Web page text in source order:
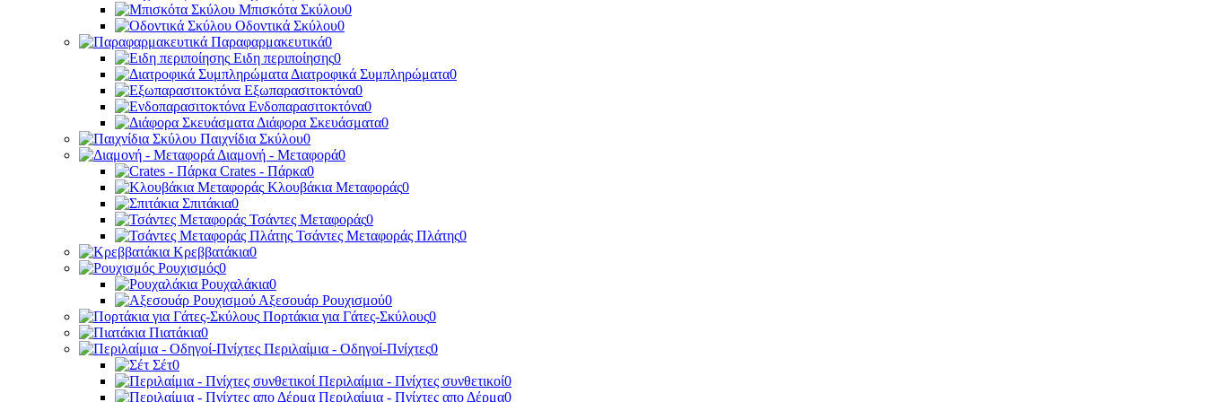
Μπισκότα Σκύλου0
Οδοντικά Σκύλου0
Παραφαρμακευτικά0
Ειδη περιποίησης0
Διατροφικά Συμπληρώματα0
Εξωπαρασιτοκτόνα0
Ενδοπαρασιτοκτόνα0
Διάφορα Σκευάσματα0
Παιχνίδια Σκύλου0
Διαμονή - Μεταφορά0
Crates - Πάρκα0
Κλουβάκια Μεταφοράς0
Σπιτάκια0
Τσάντες Μεταφοράς0
Τσάντες Μεταφοράς Πλάτης0
Κρεββατάκια0
Ρουχισμός0
Ρουχαλάκια0
Αξεσουάρ Ρουχισμού0
Πορτάκια για Γάτες-Σκύλους0
Πιατάκια0
Περιλαίμια - Οδηγοί-Πνίχτες0
Σέτ0
Περιλαίμια - Πνίχτες συνθετικοί0
Περιλαίμια - Πνίχτες απο Δέρμα0